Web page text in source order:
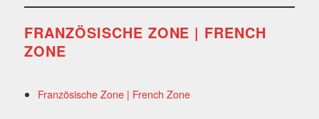
FRANZÖSISCHE ZONE | FRENCH
ZONE
Französische Zone | French Zone